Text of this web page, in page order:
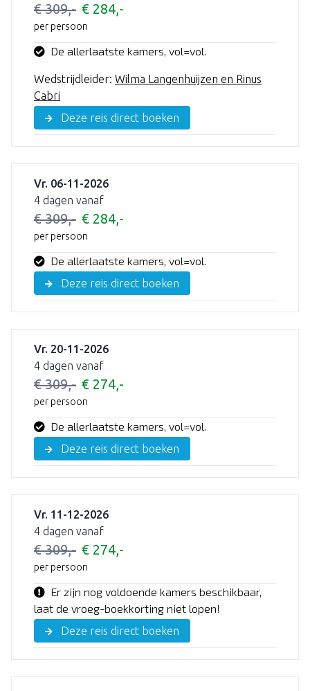
€ 309,- € 284,-
per persoon
De allerlaatste kamers, vol=vol.
Wedstrijdleider: Wilma Langenhuijzen en Rinus
Cabri
Deze reis direct boeken
Vr. 06-11-2026
4 dagen vanaf
€ 309,- € 284,-
per persoon
De allerlaatste kamers, vol=vol.
Deze reis direct boeken
Vr. 20-11-2026
4 dagen vanaf
€ 309,- € 274,-
per persoon
De allerlaatste kamers, vol=vol.
Deze reis direct boeken
Vr. 11-12-2026
4 dagen vanaf
€ 309,- € 274,-
per persoon
Er zijn nog voldoende kamers beschikbaar,
laat de vroeg-boekkorting niet lopen!
Deze reis direct boeken